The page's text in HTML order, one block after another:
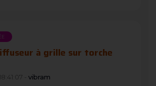
à grille sur torche
- vibram